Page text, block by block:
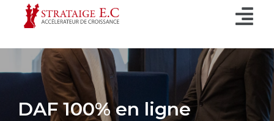
DAF 100% en ligne